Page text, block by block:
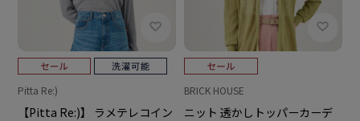
Pitta Re:)
【Pitta Re:)】 ラメテレコイン
BRICK HOUSE
ニット 透かしトッパーカーデ